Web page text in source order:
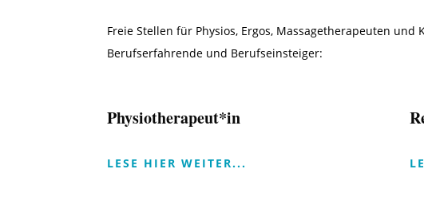
Freie Stellen für Physios, Ergos, Massagetherapeuten
Berufserfahrende und Berufseinsteiger:
Physiotherapeut*in
LESE HIER WEITER...